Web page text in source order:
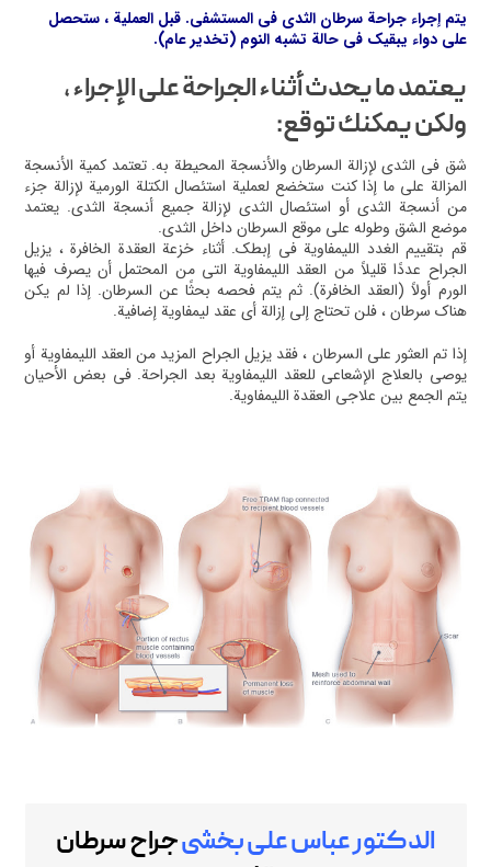
يتم إجراء جراحة سرطان الثدي في المستشفى. قبل العملية ، ستحصل
على دواء يبقيك في حالة تشبه النوم (تخدير عام).
يعتمد ما يحدث أثناء الجراحة على الإجراء ،
ولكن يمكنك توقع:
شق في الثدي لإزالة السرطان والأنسجة المحيطة به. تعتمد كمية الأنسجة
المزالة على ما إذا كنت ستخضع لعملية استئصال الكتلة الورمية لإزالة جزء
من أنسجة الثدي أو استئصال الثدي لإزالة جميع أنسجة الثدي. يعتمد
موضع الشق وطوله على موقع السرطان داخل الثدي.
قم بتقييم الغدد الليمفاوية في إبطك. أثناء خزعة العقدة الخافرة ، يزيل
الجراح عددًا قليلاً من العقد الليمفاوية التي من المحتمل أن يصرف فيها
الورم أولاً (العقد الخافرة). ثم يتم فحصه بحثًا عن السرطان. إذا لم يكن
هناك سرطان ، فلن تحتاج إلى إزالة أي عقد ليمفاوية إضافية.
إذا تم العثور على السرطان ، فقد يزيل الجراح المزيد من العقد الليمفاوية أو
يوصي بالعلاج الإشعاعي للعقد الليمفاوية بعد الجراحة. في بعض الأحيان
يتم الجمع بين علاجي العقدة الليمفاوية.
الدکتور عباس علی بخشیجراح سرطان